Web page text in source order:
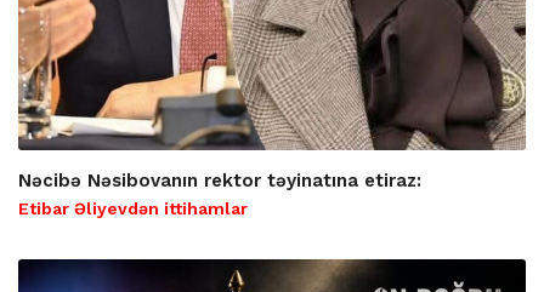
Nəcibə Nəsibovanın rektor təyinatına etiraz:
Etibar Əliyevdən ittihamlar